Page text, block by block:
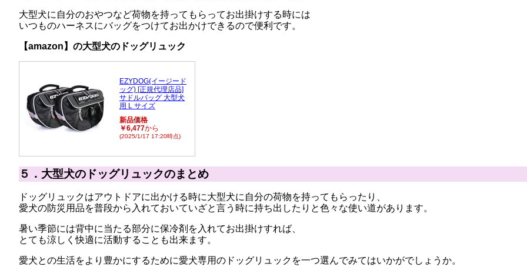
大型犬に自分のおやつなど荷物を持ってもらってお出掛けする時には
いつものハーネスにバッグをつけてお出かけできるので便利です。
【amazon】の大型犬のドッグリュック
EZYDOG(イージード
ッグ) [正規代理店品]
サドルバッグ 大型犬
用 L サイズ
新品価格
￥6,477から
(2025/1/17 17:20時点)
５．大型犬のドッグリュックのまとめ
ドッグリュックはアウトドアに出かける時に大型犬に自分の荷物を持ってもらったり、
愛犬の防災用品を普段から入れておいていざと言う時に持ち出したりと色々な使い道があります。
暑い季節には背中に当たる部分に保冷剤を入れてお出掛けすれば、
とても涼しく快適に活動することも出来ます。
愛犬との生活をより豊かにするために愛犬専用のドッグリュックを一つ選んでみてはいかがでしょうか。